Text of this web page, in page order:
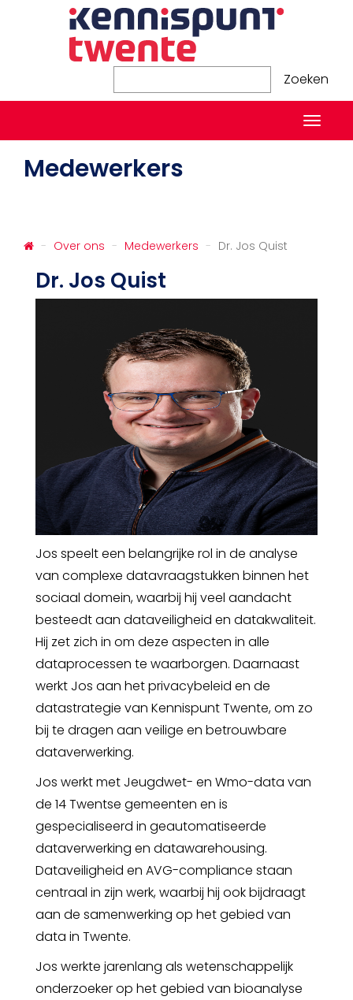
Zoeken Zoeken
Medewerkers
Over ons Medewerkers Dr. Jos Quist
Dr. Jos Quist
Jos speelt een belangrijke rol in de analyse
van complexe datavraagstukken binnen het
sociaal domein, waarbij hij veel aandacht
besteedt aan dataveiligheid en datakwaliteit.
Hij zet zich in om deze aspecten in alle
dataprocessen te waarborgen. Daarnaast
werkt Jos aan het privacybeleid en de
datastrategie van Kennispunt Twente, om zo
bij te dragen aan veilige en betrouwbare
dataverwerking.
Jos werkt met Jeugdwet- en Wmo-data van
de 14 Twentse gemeenten en is
gespecialiseerd in geautomatiseerde
dataverwerking en datawarehousing.
Dataveiligheid en AVG-compliance staan
centraal in zijn werk, waarbij hij ook bijdraagt
aan de samenwerking op het gebied van
data in Twente.
Jos werkte jarenlang als wetenschappelijk
onderzoeker op het gebied van bioanalyse